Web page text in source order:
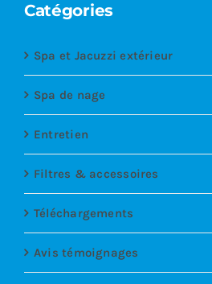
Catégories
Spa et Jacuzzi extérieur
Spa de nage
Entretien
Filtres & accessoires
Téléchargements
Avis témoignages